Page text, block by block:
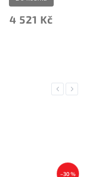
1 229 Kč
Previous
Next